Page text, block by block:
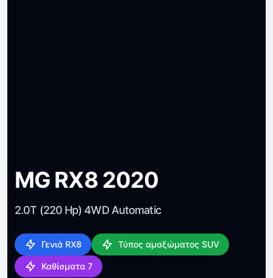
MG RX8 2020
2.0T (220 Hp) 4WD Automatic
Γενιά RX8 Τύπος αμαξώματος SUV
Καθίσματα 7